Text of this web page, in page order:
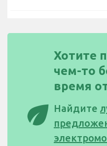
eco
Хотите
чем-то
время
Найдите